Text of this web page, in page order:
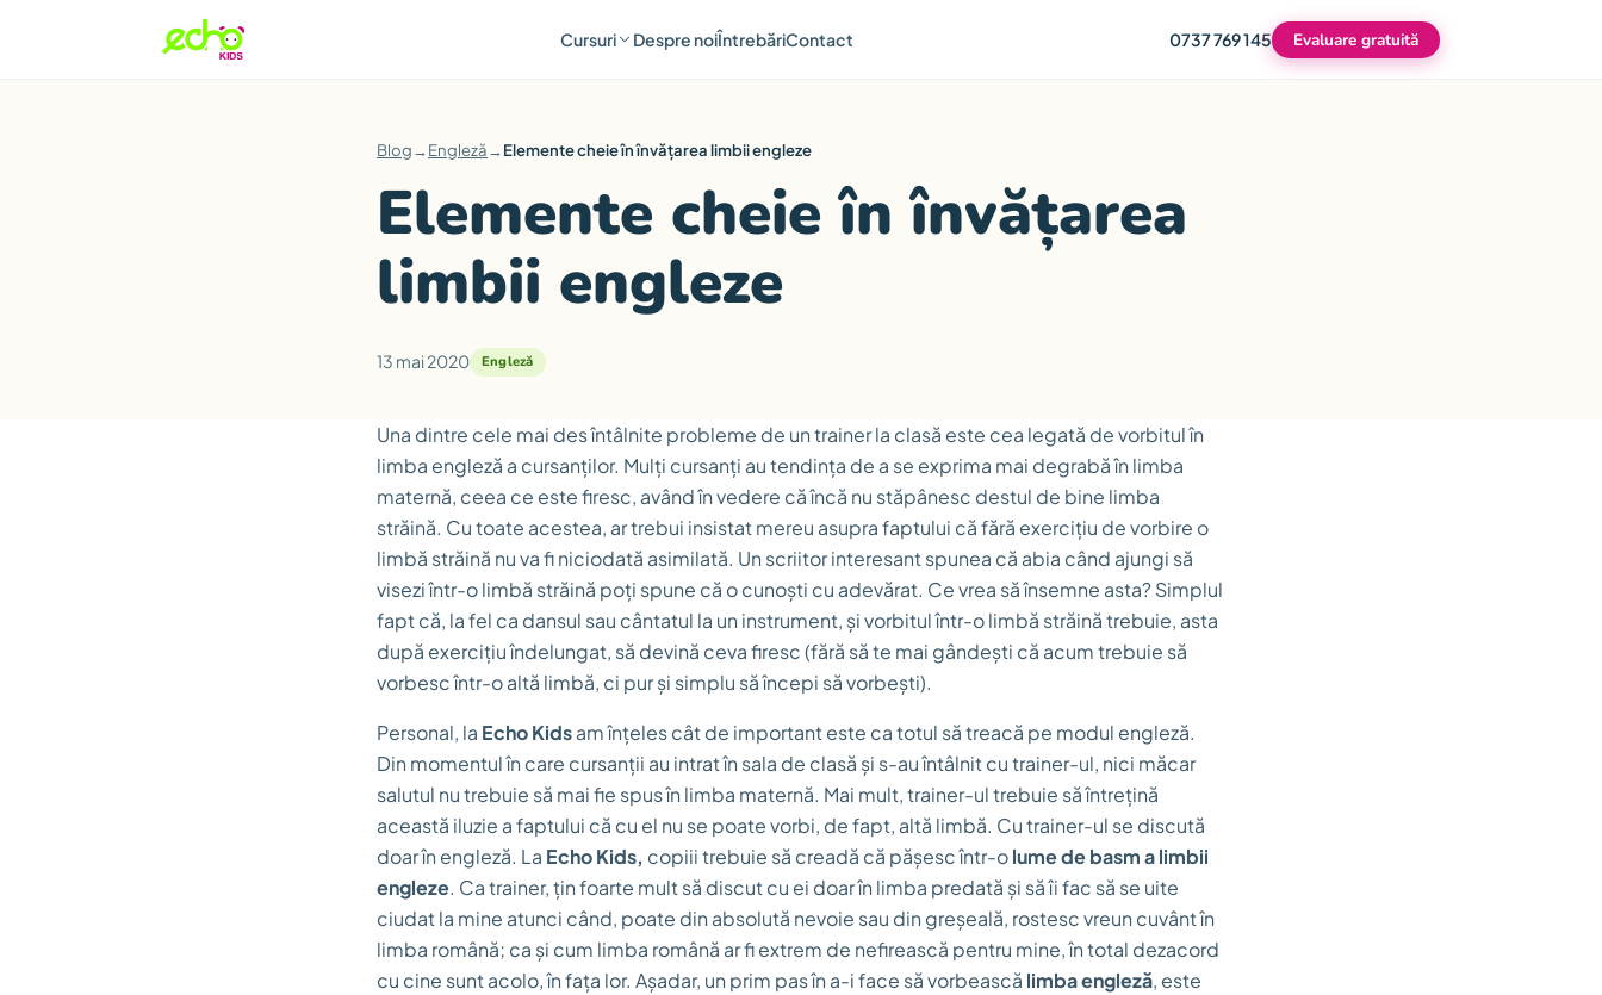
Cursuri Despre noiÎntrebăriContact 0737 769 145 Evaluare gratuită
Blog→Engleză→Elemente cheie în învățarea limbii engleze
Elemente cheie în învățarea
limbii engleze
13 mai 2020 Engleză
Una dintre cele mai des întâlnite probleme de un trainer la clasă este cea legată de vorbitul în
limba engleză a cursanților. Mulți cursanți au tendința de a se exprima mai degrabă în limba
maternă, ceea ce este firesc, având în vedere că încă nu stăpânesc destul de bine limba
străină. Cu toate acestea, ar trebui insistat mereu asupra faptului că fără exercițiu de vorbire o
limbă străină nu va fi niciodată asimilată. Un scriitor interesant spunea că abia când ajungi să
visezi într-o limbă străină poți spune că o cunoști cu adevărat. Ce vrea să însemne asta? Simplul
fapt că, la fel ca dansul sau cântatul la un instrument, și vorbitul într-o limbă străină trebuie, asta
după exercițiu îndelungat, să devină ceva firesc (fără să te mai gândești că acum trebuie să
vorbesc într-o altă limbă, ci pur și simplu să începi să vorbești).
Personal, la Echo Kidsam înțeles cât de important este ca totul să treacă pe modul engleză.
Din momentul în care cursanții au intrat în sala de clasă și s-au întâlnit cu trainer-ul, nici măcar
salutul nu trebuie să mai fie spus în limba maternă. Mai mult, trainer-ul trebuie să întrețină
această iluzie a faptului că cu el nu se poate vorbi, de fapt, altă limbă. Cu trainer-ul se discută
doar în engleză. La Echo Kids, copiii trebuie să creadă că pășesc într-olume de basm a limbii
engleze. Ca trainer, țin foarte mult să discut cu ei doar în limba predată și să îi fac să se uite
ciudat la mine atunci când, poate din absolută nevoie sau din greșeală, rostesc vreun cuvânt în
limba română; ca și cum limba română ar fi extrem de nefirească pentru mine, în total dezacord
cu cine sunt acolo, în fața lor. Așadar, un prim pas în a-i face să vorbească limba engleză, este